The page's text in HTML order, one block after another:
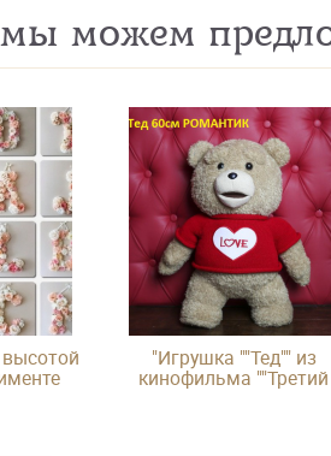
мы можем
"Игрушка ""Тед"" из
кинофильма ""Третий